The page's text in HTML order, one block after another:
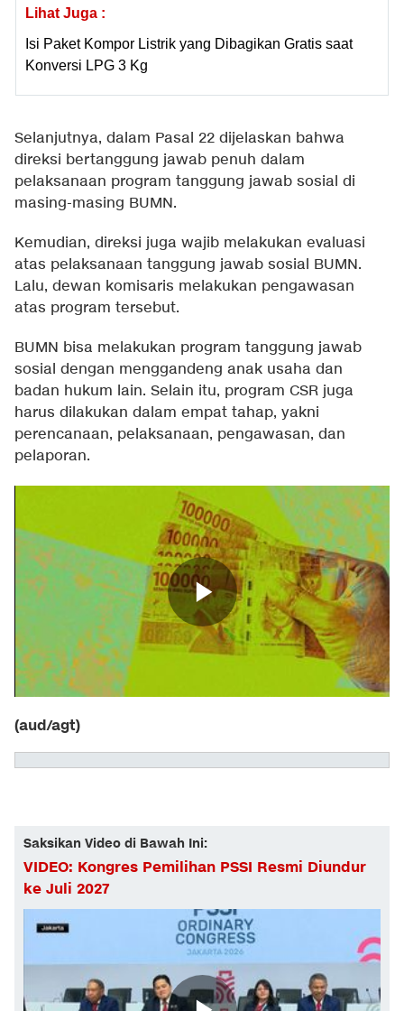
Lihat Juga :
Isi Paket Kompor Listrik yang Dibagikan Gratis saat
Konversi LPG 3 Kg
Selanjutnya, dalam Pasal 22 dijelaskan bahwa
direksi bertanggung jawab penuh dalam
pelaksanaan program tanggung jawab sosial di
masing-masing BUMN.
Kemudian, direksi juga wajib melakukan evaluasi
atas pelaksanaan tanggung jawab sosial BUMN.
Lalu, dewan komisaris melakukan pengawasan
atas program tersebut.
BUMN bisa melakukan program tanggung jawab
sosial dengan menggandeng anak usaha dan
badan hukum lain. Selain itu, program CSR juga
harus dilakukan dalam empat tahap, yakni
perencanaan, pelaksanaan, pengawasan, dan
pelaporan.
(aud/agt)
Saksikan Video di Bawah Ini:
VIDEO: Kongres Pemilihan PSSI Resmi Diundur
ke Juli 2027